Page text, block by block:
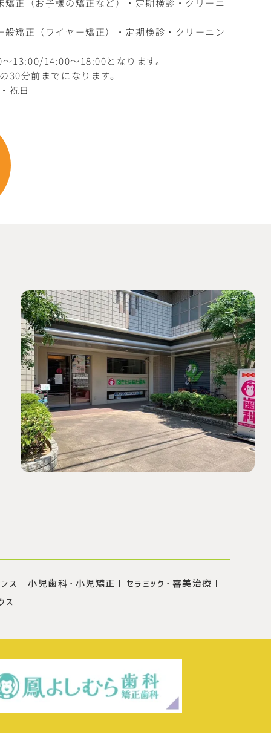
般矯正（ワイヤー矯正）・定期検診・クリーニン
13:00/14:00〜18:00となります。
30分前までになります。
祝日
ス 小児歯科・小児矯正
セラミック・審美治療
ス